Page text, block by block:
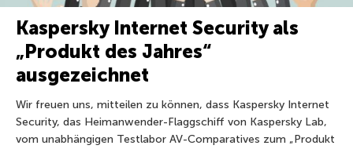
Kaspersky Internet Security als
„Produkt des Jahres“
ausgezeichnet
Wir freuen uns, mitteilen zu können, dass Kaspersky Internet
Security, das Heimanwender-Flaggschiff von Kaspersky Lab,
vom unabhängigen Testlabor AV-Comparatives zum „Produkt